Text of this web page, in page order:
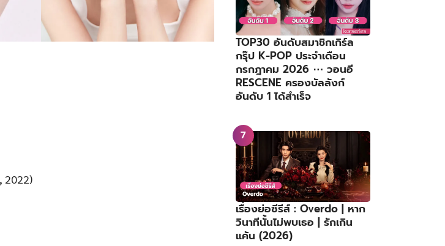
TOP30 อันดับสมาชิกเกิร์ล
กรุ๊ป K-POP ประจำเดือน
กรกฎาคม 2026 ⋯ วอนอี
RESCENE ครองบัลลังก์
อันดับ 1 ได้สำเร็จ
เรื่องย่อซีรีส์ : Overdo | หาก
วินาทีนั้นไม่พบเธอ | รักเกิน
แค้น (2026)